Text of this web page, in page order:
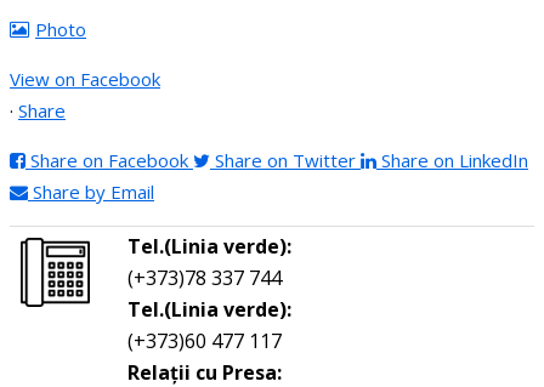
Photo
View on Facebook
· Share
Share on Facebook Share on Twitter
Share on LinkedIn
Share by Email
Tel.(Linia verde):
(+373)78 337 744
Tel.(Linia verde):
(+373)60 477 117
Relații cu Presa: